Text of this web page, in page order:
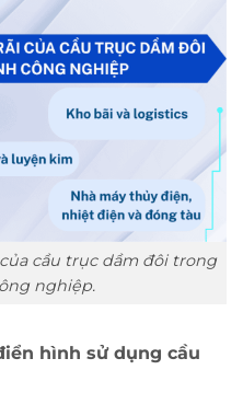
cầu trục dầm đôi trong
nghiệp.
hình sử dụng cầu